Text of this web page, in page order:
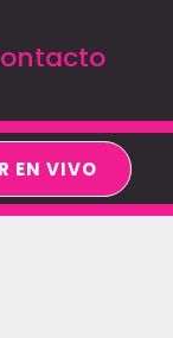
EN VIVO